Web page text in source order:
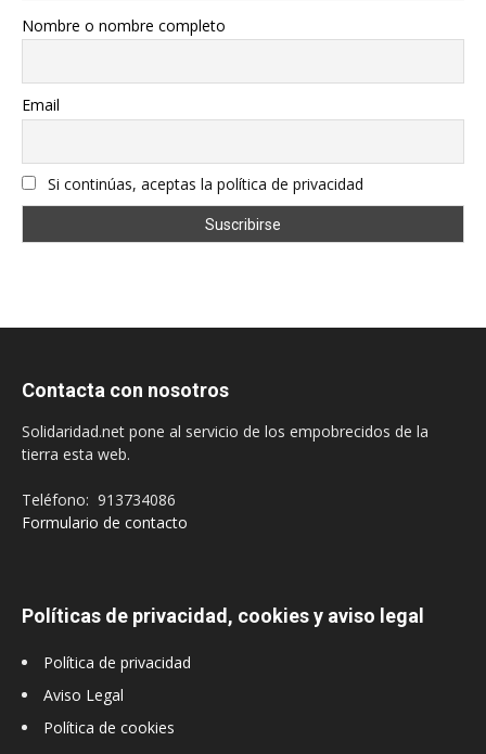
Nombre o nombre completo
Email
Si continúas, aceptas la política de privacidad
Contacta con nosotros
Solidaridad.net pone al servicio de los empobrecidos de la
tierra esta web.
Teléfono: 913734086
Formulario de contacto
Políticas de privacidad, cookies y aviso legal
Política de privacidad
Aviso Legal
Política de cookies